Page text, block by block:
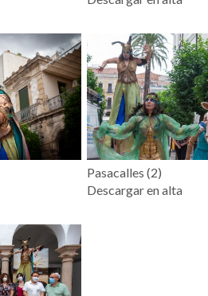
Pasacalles (2)
Descargar en alta